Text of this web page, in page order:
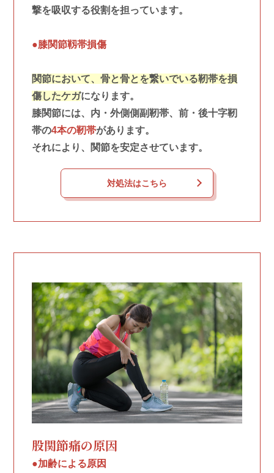
撃を吸収する役割を担っています。
●膝関節靱帯損傷
関節において、骨と骨とを繋いでいる靭帯を損
傷したケガになります。
膝関節には、内・外側側副靭帯、前・後十字靭
帯の4本の靭帯があります。
それにより、関節を安定させています。
対処法はこちら
股関節痛の原因
●加齢による原因